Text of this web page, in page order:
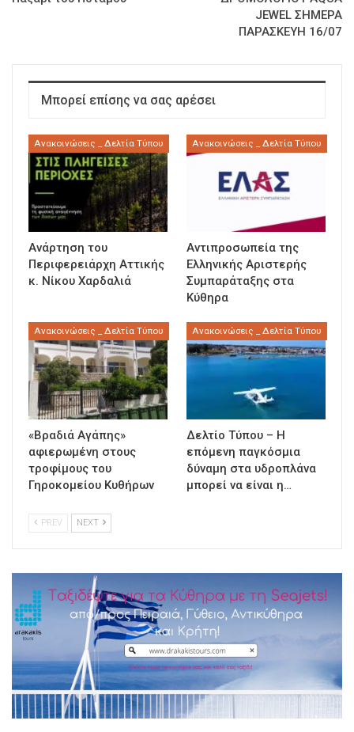
JEWEL ΣΗΜΕΡΑ
ΠΑΡΑΣΚΕΥΗ 16/07
Μπορεί επίσης να σας αρέσει
Ανακοινώσεις _ Δελτία Τύπου
Ανάρτηση του
Περιφερειάρχη Αττικής
κ. Νίκου Χαρδαλιά
Ανακοινώσεις _ Δελτία Τύπου
Αντιπροσωπεία της
Ελληνικής Αριστερής
Συμπαράταξης στα
Κύθηρα
Ανακοινώσεις _ Δελτία Τύπου
«Βραδιά Αγάπης»
αφιερωμένη στους
τροφίμους του
Γηροκομείου Κυθήρων
Ανακοινώσεις _ Δελτία Τύπου
Δελτίο Τύπου – Η
επόμενη παγκόσμια
δύναμη στα υδροπλάνα
μπορεί να είναι η…
PREV NEXT